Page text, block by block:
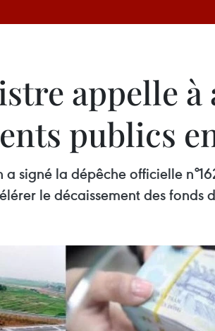
appelle à
publics
a signé la dépêche officielle
le décaissement des